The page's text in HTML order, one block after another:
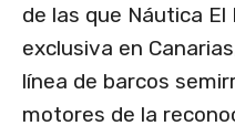
de las que Náutica
exclusiva en
línea de barcos
motores de la